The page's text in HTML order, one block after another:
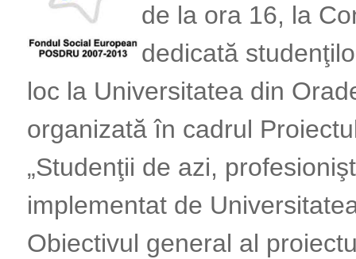
de la ora 16, la
dedicată
loc la Universitatea din
organizată în cadrul
„Studenţii de azi,
implementat de
Obiectivul general al